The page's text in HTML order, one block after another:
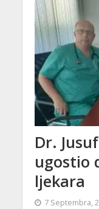
Dr.
ugostio
ljekara
7 Septembra,